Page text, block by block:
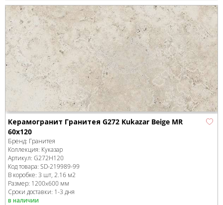
Керамогранит Гранитея G272 Kukazar Beige MR
60x120
Бренд: Гранитея
Коллекция: Куказар
Артикул: G272Н120
Код товара: SD-219989-99
В коробке: 3 шт, 2.16 м2
Размер: 1200x600 мм
Сроки доставки: 1-3 дня
в наличии